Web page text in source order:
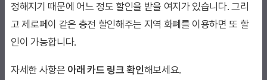
정해지기 때문에 어느 정도 할인을 받을 여지가 있습니다. 그리
고 제로페이 같은 충전 할인해주는 지역 화폐를 이용하면 또 할
인이 가능합니다.
자세한 사항은 아래 카드 링크 확인해보세요.